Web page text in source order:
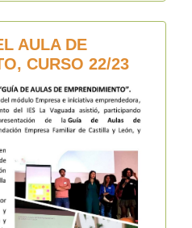
AULA DE
CURSO 22/23